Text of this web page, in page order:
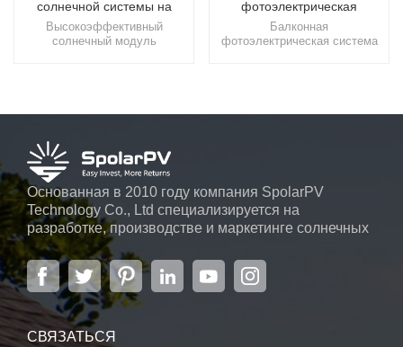
солнечной системы на
балконе
Высокоэффективный
солнечный модуль
батарей на своем балконе,
экологичностью, прокладывая
путь к более яркому и
экологичному будущему.
фотоэлектрическая
система SpolarPV на
балконе
Балконная
фотоэлектрическая система
высокоэффективное и
обеспечивающее устойчивую
энергию с простой
установкой, что помогает
снизить затраты на
городских домов и квартир.
Основанная в 2010 году компания SpolarPV
Technology Co., Ltd специализируется на
разработке, производстве и маркетинге солнечных
элементов, солнечных модулей и солнечных
энергетических систем. Компания, расположенная
в Нанкине, столице провинции Цзянсу, на площади
6000 м2, может похвастаться передовой
автоматической системой ...
СВЯЗАТЬСЯ